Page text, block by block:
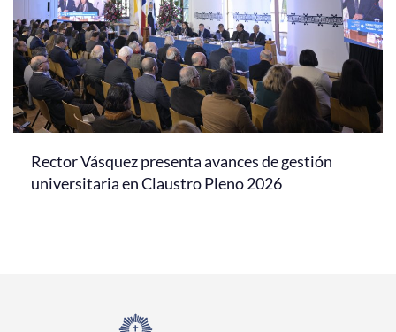
Rector Vásquez presenta avances de gestión
universitaria en Claustro Pleno 2026